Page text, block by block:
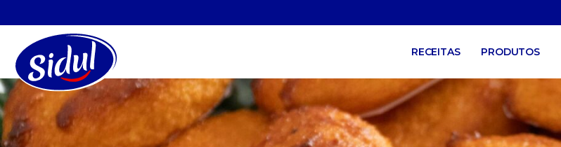
RECEITAS PRODUTOS